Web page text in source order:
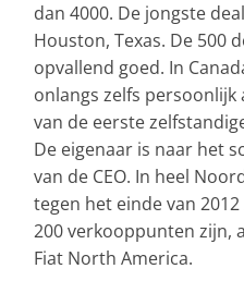
dan 4000. De jongste
Houston, Texas. De 500
opvallend goed. In
onlangs zelfs
van de eerste
De eigenaar is naar het
van de CEO. In heel
tegen het einde van
200 verkooppunten zijn,
Fiat North America.